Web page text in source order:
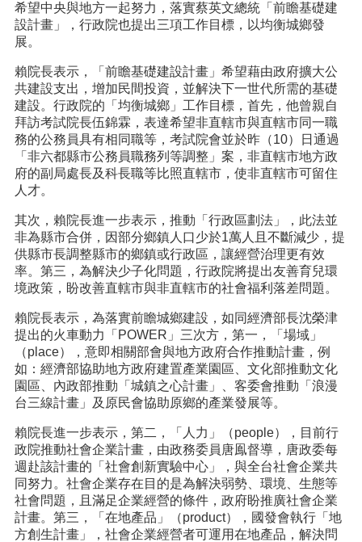
希望中央與地方一起努力，落實蔡英文總統「前瞻基礎建
設計畫」，行政院也提出三項工作目標，以均衡城鄉發
展。
賴院長表示，「前瞻基礎建設計畫」希望藉由政府擴大公
共建設支出，增加民間投資，並解決下一世代所需的基礎
建設。行政院的「均衡城鄉」工作目標，首先，他曾親自
拜訪考試院長伍錦霖，表達希望非直轄市與直轄市同一職
務的公務員具有相同職等，考試院會並於昨（10）日通過
「非六都縣市公務員職務列等調整」案，非直轄市地方政
府的副局處長及科長職等比照直轄市，使非直轄市可留住
人才。
其次，賴院長進一步表示，推動「行政區劃法」，此法並
非為縣市合併，因部分鄉鎮人口少於1萬人且不斷減少，提
供縣市長調整縣市的鄉鎮或行政區，讓經營治理更有效
率。第三，為解決少子化問題，行政院將提出友善育兒環
境政策，盼改善直轄市與非直轄市的社會福利落差問題。
賴院長表示，為落實前瞻城鄉建設，如同經濟部長沈榮津
提出的火車動力「POWER」三次方，第一，「場域」
（place），意即相關部會與地方政府合作推動計畫，例
如：經濟部協助地方政府建置產業園區、文化部推動文化
園區、內政部推動「城鎮之心計畫」、客委會推動「浪漫
台三線計畫」及原民會協助原鄉的產業發展等。
賴院長進一步表示，第二，「人力」（people），目前行
政院推動社會企業計畫，由政務委員唐鳯督導，唐政委每
週赴該計畫的「社會創新實驗中心」，與全台社會企業共
同努力。社會企業存在目的是為解決弱勢、環境、生態等
社會問題，且滿足企業經營的條件，政府盼推廣社會企業
計畫。第三，「在地產品」（product），國發會執行「地
方創生計畫」，社會企業經營者可運用在地產品，解決問